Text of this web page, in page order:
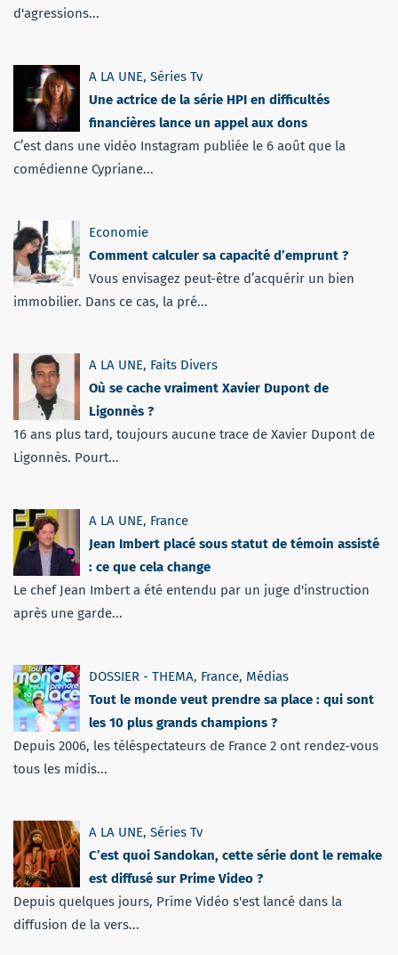
d'agressions...
A LA UNE, Séries Tv
Une actrice de la série HPI en difficultés
financières lance un appel aux dons
C’est dans une vidéo Instagram publiée le 6 août que la
comédienne Cypriane...
Economie
Comment calculer sa capacité d’emprunt ?
Vous envisagez peut-être d’acquérir un bien
immobilier. Dans ce cas, la pré...
A LA UNE, Faits Divers
Où se cache vraiment Xavier Dupont de
Ligonnès ?
16 ans plus tard, toujours aucune trace de Xavier Dupont de
Ligonnès. Pourt...
A LA UNE, France
Jean Imbert placé sous statut de témoin assisté
: ce que cela change
Le chef Jean Imbert a été entendu par un juge d'instruction
après une garde...
DOSSIER - THEMA, France, Médias
Tout le monde veut prendre sa place : qui sont
les 10 plus grands champions ?
Depuis 2006, les téléspectateurs de France 2 ont rendez-vous
tous les midis...
A LA UNE, Séries Tv
C’est quoi Sandokan, cette série dont le remake
est diffusé sur Prime Video ?
Depuis quelques jours, Prime Vidéo s'est lancé dans la
diffusion de la vers...